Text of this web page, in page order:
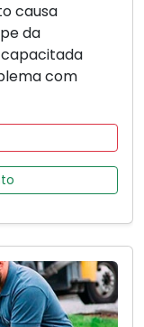
causa
da
capacitada
com